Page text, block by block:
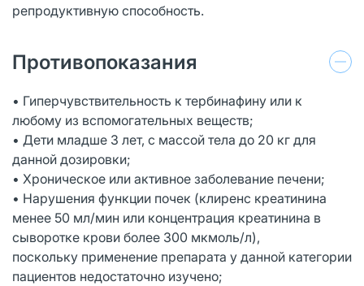
репродуктивную способность.
Противопоказания
• Гиперчувствительность к тербинафину или к
любому из вспомогательных веществ;
• Дети младше 3 лет, с массой тела до 20 кг для
данной дозировки;
• Хроническое или активное заболевание печени;
• Нарушения функции почек (клиренс креатинина
менее 50 мл/мин или концентрация креатинина в
сыворотке крови более 300 мкмоль/л),
поскольку применение препарата у данной категории
пациентов недостаточно изучено;